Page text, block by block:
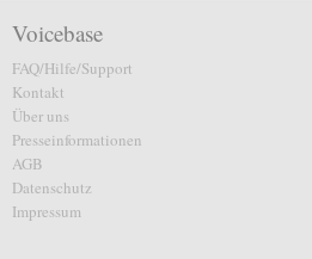
Voicebase
FAQ/Hilfe/Support
Kontakt
Über uns
Presseinformationen
AGB
Datenschutz
Impressum